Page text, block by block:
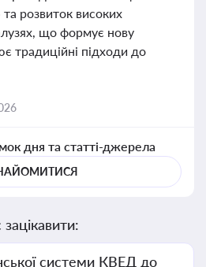
розвиток високих
що формує нову
традиційні підходи до
дня та статті-джерела
системи КВЕД до